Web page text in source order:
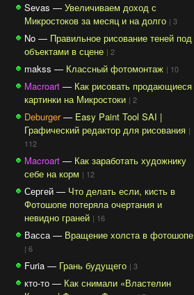
Sevas — Увеличиваем доход с
Микростоков за месяц и на долго | 3
No — Правильное рисование теней под
объектами в сцене | 2
makss — Классный фотомонтаж | 10
Macroart — Как рисовать продающиеся
картинки на Микростоки | 2
Deburger— Easy Paint Tool SAI |
Графический редактор для рисования |
112
Macroart — Как заработать художнику
себе на корм | 12
Сергей — Что делать если, кисть в
Фотошопе потеряла очертания и
невидно граней | 16
Васса — Вращение холста в фотошопе
| 6
Furia — Грань будущего | 3
кто-то — Как снимали «Властелин